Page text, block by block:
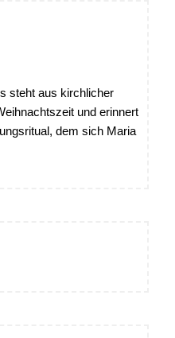
steht aus kirchlicher
und erinnert
dem sich Maria